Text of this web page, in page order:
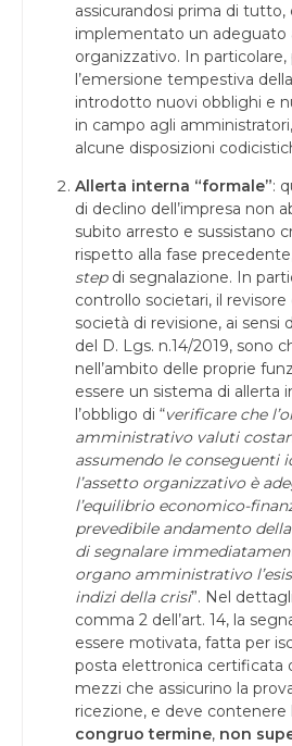
assicurandosi prima di tutto,
implementato un adeguato
organizzativo. In
l’emersione tempestiva
introdotto nuovi obblighi e
in campo agli
alcune disposizioni
Allerta interna “formale”:
di declino dell’impresa non
subito arresto e sussistano
rispetto alla fase
step di segnalazione. In
controllo societari, il
società di revisione, ai sensi
del D. Lgs. n.14/2019, sono
nell’ambito delle proprie
essere un sistema di allerta
l’obbligo di “verificare che
amministrativo valuti
assumendo le conseguenti
l’assetto organizzativo è
l’equilibrio economico-
prevedibile andamento
di segnalare
organo amministrativo
indizi della crisi”. Nel
comma 2 dell’art. 14, la
essere motivata, fatta per
posta elettronica certificata
mezzi che assicurino la
ricezione, e deve contenere
congruo termine, non